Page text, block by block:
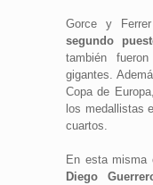
Gorce y
segundo
también
gigantes.
Copa de
los medallistas
cuartos.
En esta misma
Diego